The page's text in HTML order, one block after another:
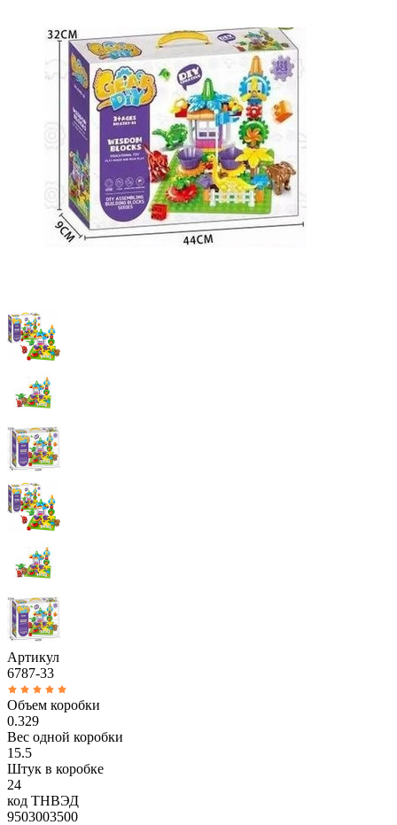
Артикул
6787-33
Объем коробки
0.329
Вес одной коробки
15.5
Штук в коробке
24
код ТНВЭД
9503003500